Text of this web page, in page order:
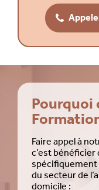
Pourquoi
Faire appel à
c’est
du secteur de